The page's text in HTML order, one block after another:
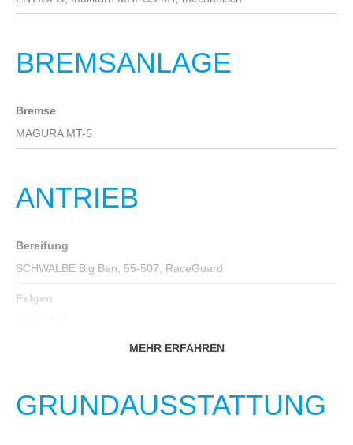
BREMSANLAGE
Bremse
MAGURA MT-5
ANTRIEB
Bereifung
SCHWALBE Big Ben, 55-507, RaceGuard
Felgen
Nabe hinten
MEHR ERFAHREN
GRUNDAUSSTATTUNG